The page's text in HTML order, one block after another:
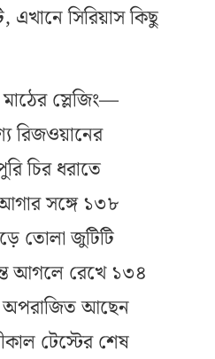
এখানে সিরিয়াস কিছু
স্লেজিং—
রিজওয়ানের
চির ধরাতে
সঙ্গে ১৩৮
তোলা জুটিটি
আগলে রেখে ১৩৪
অপরাজিত আছেন
টেস্টের শেষ